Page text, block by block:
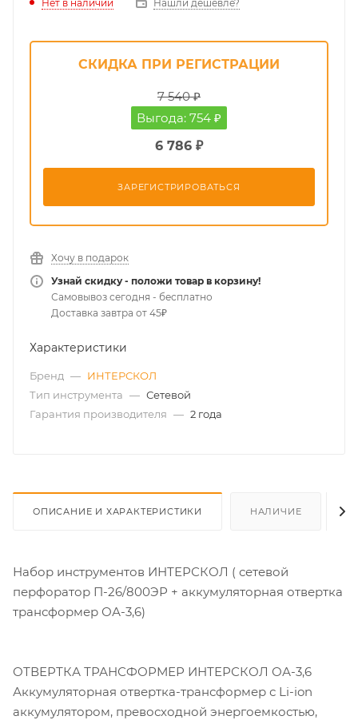
Нет в наличии Нашли дешевле?
СКИДКА ПРИ РЕГИСТРАЦИИ
7 540 ₽
Выгода: 754 ₽
6 786 ₽
ЗАРЕГИСТРИРОВАТЬСЯ
Хочу в подарок
Узнай скидку - положи товар в корзину!
Самовывоз сегодня - бесплатно
Доставка завтра от 45₽
Характеристики
Бренд — ИНТЕРСКОЛ
Тип инструмента — Сетевой
Гарантия производителя — 2 года
ОПИСАНИЕ И ХАРАКТЕРИСТИКИ НАЛИЧИЕ
Набор инструментов ИНТЕРСКОЛ ( сетевой
перфоратор П-26/800ЭР + аккумуляторная отвертка
трансформер ОА-3,6)
ОТВЕРТКА ТРАНСФОРМЕР ИНТЕРСКОЛ ОА-3,6
Аккумуляторная отвертка-трансформер с Li-ion
аккумулятором, превосходной энергоемкостью,